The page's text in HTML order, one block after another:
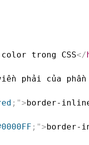
trong CSS</
viền phải của
; ">border-
; ">border-